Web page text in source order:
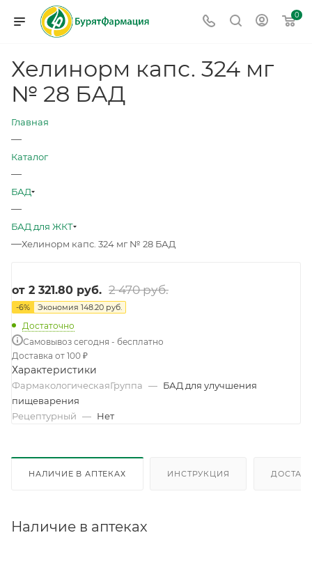
0
Хелинорм капс. 324 мг
№ 28 БАД
Главная
—
Каталог
—
БАД
—
БАД для ЖКТ
—Хелинорм капс. 324 мг № 28 БАД
от 2 321.80 руб. 2 470 руб.
-6% Экономия 148.20 руб.
Достаточно
Самовывоз сегодня - бесплатно
Доставка от 100 ₽
Характеристики
ФармакологическаяГруппа — БАД для улучшения
пищеварения
Рецептурный — Нет
НАЛИЧИЕ В АПТЕКАХ ИНСТРУКЦИЯ
Наличие в аптеках